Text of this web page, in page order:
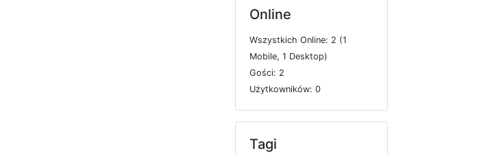
Online
Wszystkich Online: 2 (1
Mobile, 1 Desktop)
Gości: 2
Użytkowników: 0
Tagi